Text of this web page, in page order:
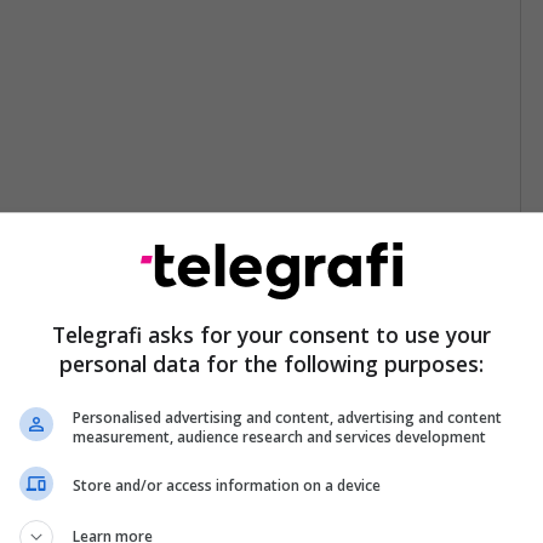
Telegrafi asks for your consent to use your
personal data for the following purposes:
Personalised advertising and content, advertising and content
measurement, audience research and services development
Store and/or access information on a device
Learn more